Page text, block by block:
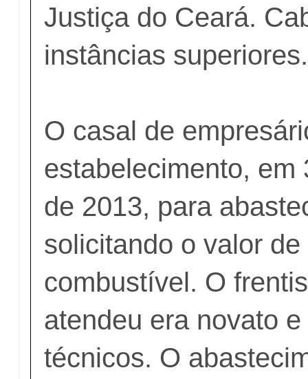
Justiça do Ceará.
instâncias superiores.
O casal de
estabelecimento, em
de 2013, para
solicitando o valor
combustível. O
atendeu era novato
técnicos. O